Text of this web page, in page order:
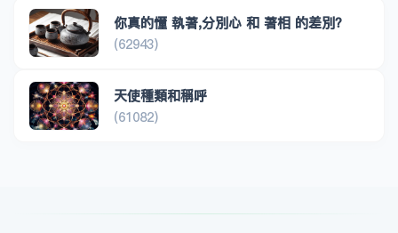
你真的懂 執著,分別心 和 著相 的差別？
(62943)
天使種類和稱呼
(61082)